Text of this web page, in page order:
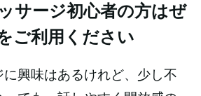
サージ初心者の方はぜ
ご利用ください
興味はあるけれど、少し不